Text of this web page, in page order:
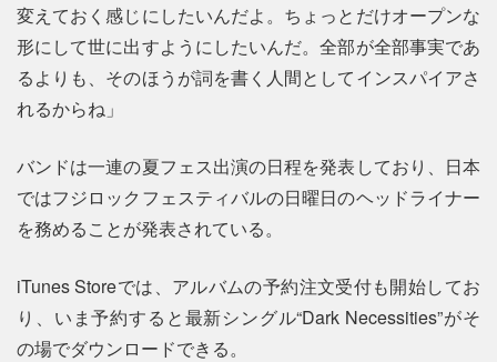
変えておく感じにしたいんだよ。ちょっとだけオープンな
形にして世に出すようにしたいんだ。全部が全部事実であ
るよりも、そのほうが詞を書く人間としてインスパイアさ
れるからね」
バンドは一連の夏フェス出演の日程を発表しており、日本
ではフジロックフェスティバルの日曜日のヘッドライナー
を務めることが発表されている。
iTunes Storeでは、アルバムの予約注文受付も開始してお
り、いま予約すると最新シングル“Dark Necessities”がそ
の場でダウンロードできる。